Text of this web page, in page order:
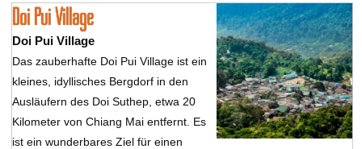
Doi Pui Village
Doi Pui Village
Das zauberhafte Doi Pui Village ist ein
kleines, idyllisches Bergdorf in den
Ausläufern des Doi Suthep, etwa 20
Kilometer von Chiang Mai entfernt. Es
ist ein wunderbares Ziel für einen